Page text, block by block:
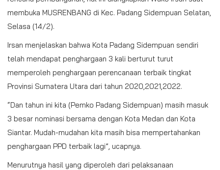
membuka MUSRENBANG di Kec. Padang Sidempuan Selatan,
Selasa (14/2).
Irsan menjelaskan bahwa Kota Padang Sidempuan sendiri
telah mendapat penghargaan 3 kali berturut turut
memperoleh penghargaan perencanaan terbaik tingkat
Provinsi Sumatera Utara dari tahun 2020,2021,2022.
“Dan tahun ini kita (Pemko Padang Sidempuan) masih masuk
3 besar nominasi bersama dengan Kota Medan dan Kota
Siantar. Mudah-mudahan kita masih bisa mempertahankan
penghargaan PPD terbaik lagi”, ucapnya.
Menurutnya hasil yang diperoleh dari pelaksanaan